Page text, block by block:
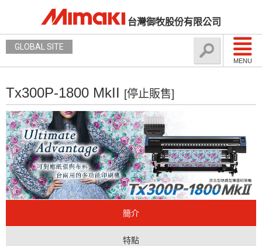
台灣御牧股份有限公司
MENU
GLOBAL SITE
Tx300P-1800 MkII [停止販售]
簡介
特點